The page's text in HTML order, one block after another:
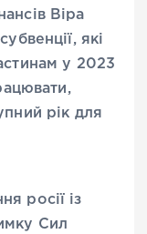
Віра
які
у 2023
рік для
росії із
Сил